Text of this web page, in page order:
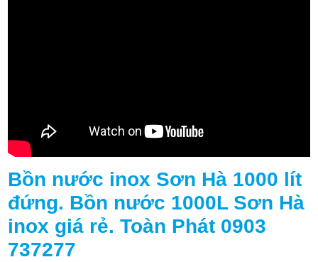
Bồn nước inox Sơn Hà 1000 lít
đứng. Bồn nước 1000L Sơn Hà
inox giá rẻ. Toàn Phát 0903
737277